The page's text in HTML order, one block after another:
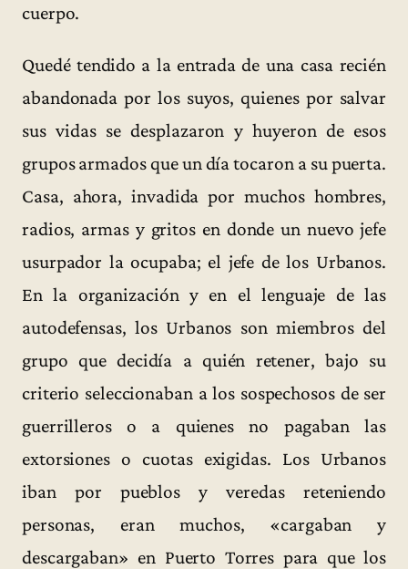
cuerpo.
Quedé tendido a la entrada de una casa recién
abandonada por los suyos, quienes por salvar
sus vidas se desplazaron y huyeron de esos
grupos armados que un día tocaron a su puerta.
Casa, ahora, invadida por muchos hombres,
radios, armas y gritos en donde un nuevo jefe
usurpador la ocupaba; el jefe de los Urbanos.
En la organización y en el lenguaje de las
autodefensas, los Urbanos son miembros del
grupo que decidía a quién retener, bajo su
criterio seleccionaban a los sospechosos de ser
guerrilleros o a quienes no pagaban las
extorsiones o cuotas exigidas. Los Urbanos
iban por pueblos y veredas reteniendo
personas, eran muchos, «cargaban y
descargaban» en Puerto Torres para que los